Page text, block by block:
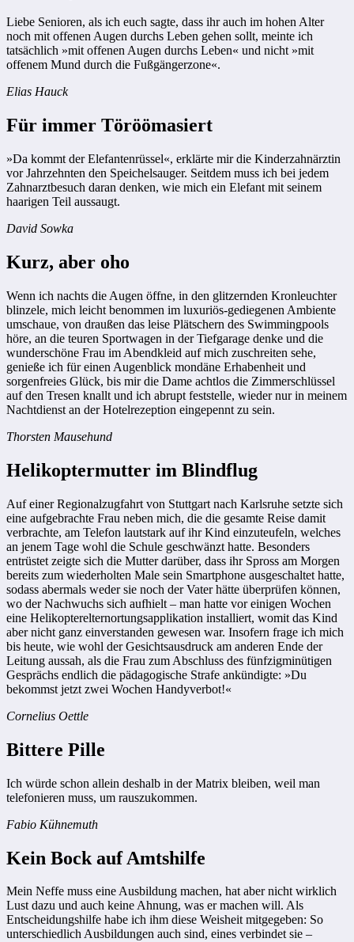
Liebe Senioren, als ich euch sagte, dass ihr auch im hohen Alter
noch mit offenen Augen durchs Leben gehen sollt, meinte ich
tatsächlich »mit offenen Augen durchs Leben« und nicht »mit
offenem Mund durch die Fußgängerzone«.
Elias Hauck
Für immer Töröömasiert
»Da kommt der Elefantenrüssel«, erklärte mir die Kinderzahnärztin
vor Jahrzehnten den Speichelsauger. Seitdem muss ich bei jedem
Zahnarztbesuch daran denken, wie mich ein Elefant mit seinem
haarigen Teil aussaugt.
David Sowka
Kurz, aber oho
Wenn ich nachts die Augen öffne, in den glitzernden Kronleuchter
blinzele, mich leicht benommen im luxuriös-gediegenen Ambiente
umschaue, von draußen das leise Plätschern des Swimmingpools
höre, an die teuren Sportwagen in der Tiefgarage denke und die
wunderschöne Frau im Abendkleid auf mich zuschreiten sehe,
genieße ich für einen Augenblick mondäne Erhabenheit und
sorgenfreies Glück, bis mir die Dame achtlos die Zimmerschlüssel
auf den Tresen knallt und ich abrupt feststelle, wieder nur in meinem
Nachtdienst an der Hotelrezeption eingepennt zu sein.
Thorsten Mausehund
Helikoptermutter im Blindflug
Auf einer Regionalzugfahrt von Stuttgart nach Karlsruhe setzte sich
eine aufgebrachte Frau neben mich, die die gesamte Reise damit
verbrachte, am Telefon lautstark auf ihr Kind einzuteufeln, welches
an jenem Tage wohl die Schule geschwänzt hatte. Besonders
entrüstet zeigte sich die Mutter darüber, dass ihr Spross am Morgen
bereits zum wiederholten Male sein Smartphone ausgeschaltet hatte,
sodass abermals weder sie noch der Vater hätte überprüfen können,
wo der Nachwuchs sich aufhielt – man hatte vor einigen Wochen
eine Helikopterelternortungsapplikation installiert, womit das Kind
aber nicht ganz einverstanden gewesen war. Insofern frage ich mich
bis heute, wie wohl der Gesichtsausdruck am anderen Ende der
Leitung aussah, als die Frau zum Abschluss des fünfzigminütigen
Gesprächs endlich die pädagogische Strafe ankündigte: »Du
bekommst jetzt zwei Wochen Handyverbot!«
Cornelius Oettle
Bittere Pille
Ich würde schon allein deshalb in der Matrix bleiben, weil man
telefonieren muss, um rauszukommen.
Fabio Kühnemuth
Kein Bock auf Amtshilfe
Mein Neffe muss eine Ausbildung machen, hat aber nicht wirklich
Lust dazu und auch keine Ahnung, was er machen will. Als
Entscheidungshilfe habe ich ihm diese Weisheit mitgegeben: So
unterschiedlich Ausbildungen auch sind, eines verbindet sie –